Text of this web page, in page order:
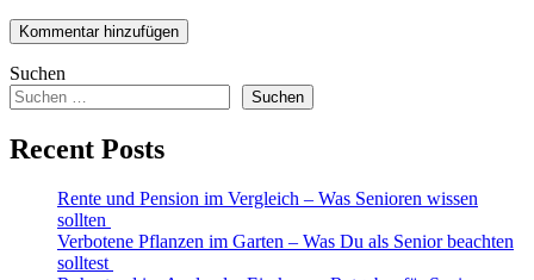
Suchen
Suchen
Recent Posts
Rente und Pension im Vergleich – Was Senioren wissen
sollten
Verbotene Pflanzen im Garten – Was Du als Senior beachten
solltest